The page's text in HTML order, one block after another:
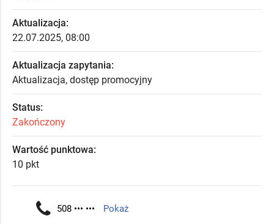
Aktualizacja:
22.07.2025, 08:00
Aktualizacja zapytania:
Aktualizacja, dostęp promocyjny
Status:
Zakończony
Wartość punktowa:
10 pkt
508 ••• ••• Pokaż